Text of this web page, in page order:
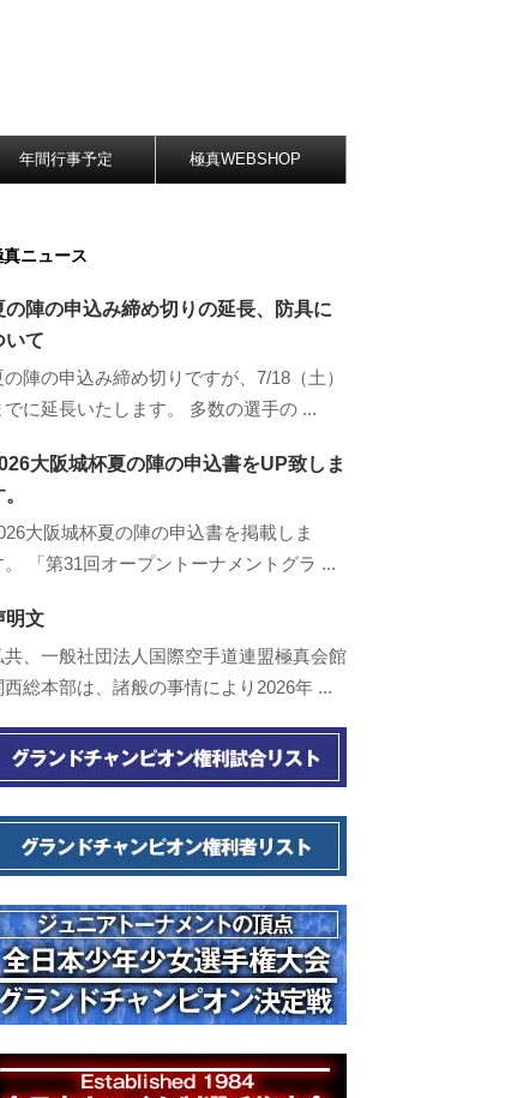
年間行事予定 極真WEBSHOP
ニュース
の陣の申込み締め切りの延長、防具に
いて
の陣の申込み締め切りですが、7/18（土）
でに延長いたします。 多数の選手の ...
大阪城杯夏の陣の申込書をUP致しま
大阪城杯夏の陣の申込書を掲載しま
。 「第31回オープントーナメントグラ ...
明文
共、一般社団法人国際空手道連盟極真会館
西総本部は、諸般の事情により2026年 ...